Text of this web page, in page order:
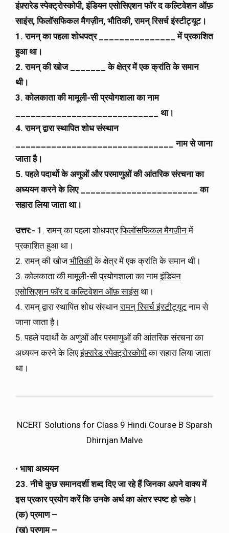
इंफ़्रारेड स्पेक्ट्रोस्कोपी, इंडियन एसोसिएशन फॉर द कल्टिवेशन ऑफ़
साइंस, फिलॉसफिकल मैगज़ीन, भौतिकी, रामन् रिसर्च इंस्टीट्यूट।
1. रामन् का पहला शोधपत्र _______________ में प्रकाशित
हुआ था।
2. रामन् की खोज _______ के क्षेत्र में एक क्रांति के समान
थी।
3. कोलकाता की मामूली-सी प्रयोगशाला का नाम
____________________________ था।
4. रामन् द्वारा स्थापित शोध संस्थान
_______________________________ नाम से जाना
जाता है।
5. पहले पदार्थो के अणुओं और परमाणुओं की आंतरिक संरचना का
अध्ययन करने के लिए _______________________ का
सहारा लिया जाता था।
उत्तर:- 1. रामन् का पहला शोधपत्रफिलॉसफिकल मैगज़ीनमें
प्रकाशित हुआ था।
2. रामन् की खोजभौतिकीके क्षेत्र में एक क्रांति के समान थी।
3. कोलकाता की मामूली-सी प्रयोगशाला का नामइंडियन
एसोसिएशन फॉर द कल्टिवेशन ऑफ़ साइंसथा।
4. रामन् द्वारा स्थापित शोध संस्थानरामन् रिसर्च इंस्टीट्यूटनाम से
जाना जाता है।
5. पहले पदार्थो के अणुओं और परमाणुओं की आंतरिक संरचना का
अध्ययन करने के लिएइंफ़्रारेड स्पेक्ट्रोस्कोपीका सहारा लिया जाता
था।
NCERT Solutions for Class 9 Hindi Course B Sparsh
Dhirnjan Malve
• भाषा अध्ययन
23. नीचे कुछ समानदर्शी शब्द दिए जा रहे हैं जिनका अपने वाक्य में
इस प्रकार प्रयोग करें कि उनके अर्थ का अंतर स्पष्ट हो सके।
(क) प्रमाण –
(ख) प्रणाम –